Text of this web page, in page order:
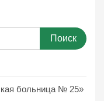
Поиск
больница № 25»